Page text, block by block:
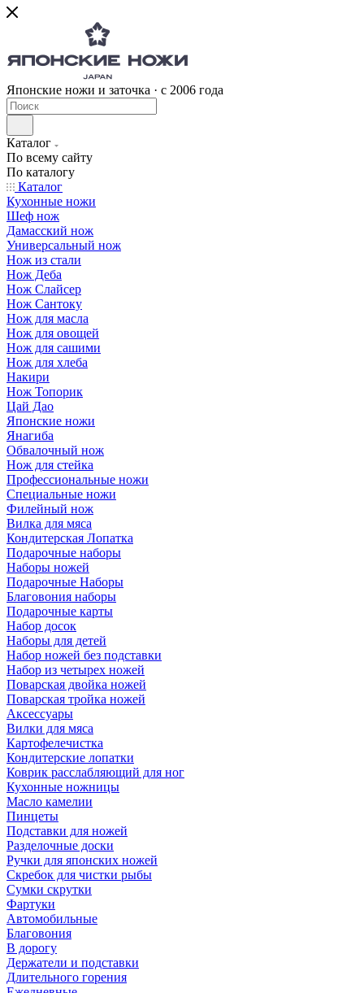
Японские ножи и заточка · с 2006 года
Каталог
По всему сайту
По каталогу
Каталог
Кухонные ножи
Шеф нож
Дамасский нож
Универсальный нож
Нож из стали
Нож Деба
Нож Слайсер
Нож Сантоку
Нож для масла
Нож для овощей
Нож для сашими
Нож для хлеба
Накири
Нож Топорик
Цай Дао
Японские ножи
Янагиба
Обвалочный нож
Нож для стейка
Профессиональные ножи
Специальные ножи
Филейный нож
Вилка для мяса
Кондитерская Лопатка
Подарочные наборы
Наборы ножей
Подарочные Наборы
Благовония наборы
Подарочные карты
Набор досок
Наборы для детей
Набор ножей без подставки
Набор из четырех ножей
Поварская двойка ножей
Поварская тройка ножей
Аксессуары
Вилки для мяса
Картофелечистка
Кондитерские лопатки
Коврик расслабляющий для ног
Кухонные ножницы
Масло камелии
Пинцеты
Подставки для ножей
Разделочные доски
Ручки для японских ножей
Скребок для чистки рыбы
Сумки скрутки
Фартуки
Автомобильные
Благовония
В дорогу
Держатели и подставки
Длительного горения